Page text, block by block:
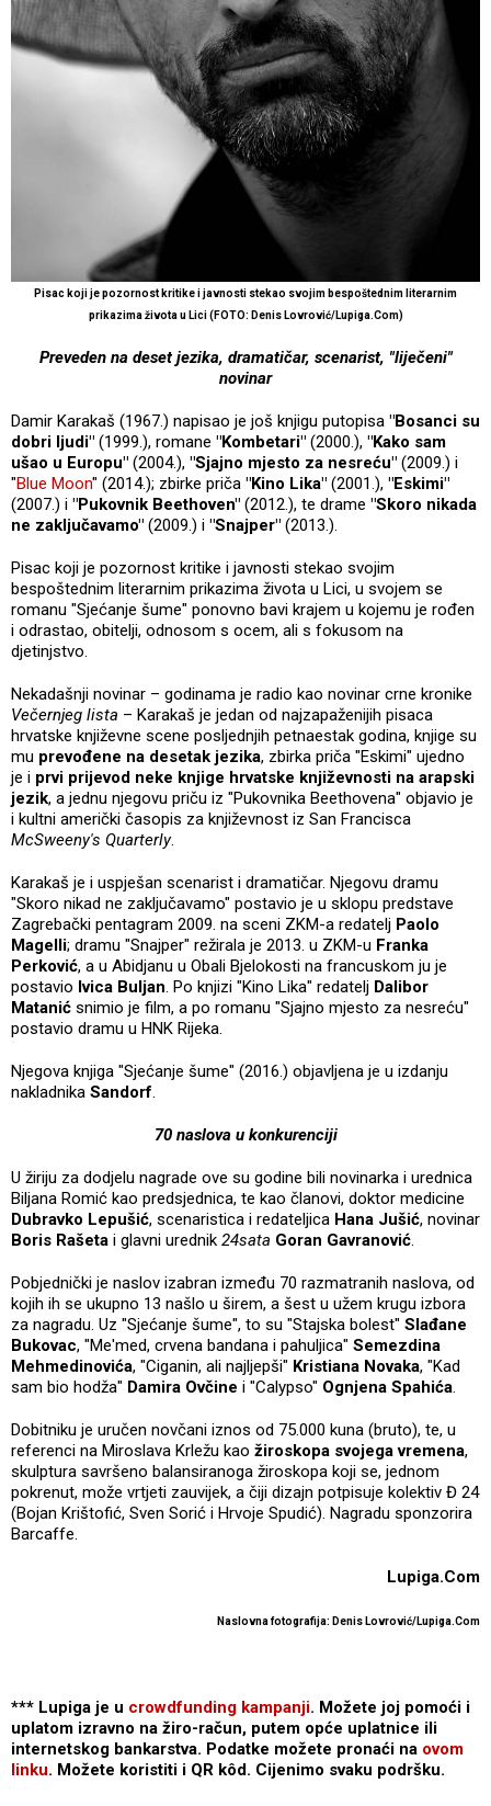
Pisac koji je pozornost kritike i javnosti stekao svojim bespoštednim literarnim
prikazima života u Lici(FOTO: Denis Lovrović/Lupiga.Com)
Preveden na deset jezika, dramatičar, scenarist, "liječeni"
novinar
Damir Karakaš (1967.) napisao je još knjigu putopisa "Bosanci su
dobri ljudi" (1999.), romane "Kombetari" (2000.), "Kako sam
ušao u Europu" (2004.), "Sjajno mjesto za nesreću" (2009.) i
"Blue Moon" (2014.); zbirke priča "Kino Lika" (2001.), "Eskimi"
(2007.) i "Pukovnik Beethoven" (2012.), te drame "Skoro nikada
ne zaključavamo" (2009.) i "Snajper" (2013.).
Pisac koji je pozornost kritike i javnosti stekao svojim
bespoštednim literarnim prikazima života u Lici, u svojem se
romanu "Sjećanje šume" ponovno bavi krajem u kojemu je rođen
i odrastao, obitelji, odnosom s ocem, ali s fokusom na
djetinjstvo.
Nekadašnji novinar – godinama je radio kao novinar crne kronike
Večernjeg lista – Karakaš je jedan od najzapaženijih pisaca
hrvatske književne scene posljednjih petnaestak godina, knjige su
mu prevođene na desetak jezika, zbirka priča "Eskimi" ujedno
je i prvi prijevod neke knjige hrvatske književnosti na arapski
jezik, a jednu njegovu priču iz "Pukovnika Beethovena" objavio je
i kultni američki časopis za književnost iz San Francisca
McSweeny's Quarterly.
Karakaš je i uspješan scenarist i dramatičar. Njegovu dramu
"Skoro nikad ne zaključavamo" postavio je u sklopu predstave
Zagrebački pentagram 2009. na sceni ZKM-a redatelj Paolo
Magelli; dramu "Snajper" režirala je 2013. u ZKM-u Franka
Perković, a u Abidjanu u Obali Bjelokosti na francuskom ju je
postavio Ivica Buljan. Po knjizi "Kino Lika" redatelj Dalibor
Matanić snimio je film, a po romanu "Sjajno mjesto za nesreću"
postavio dramu u HNK Rijeka.
Njegova knjiga "Sjećanje šume" (2016.) objavljena je u izdanju
nakladnika Sandorf.
70 naslova u konkurenciji
U žiriju za dodjelu nagrade ove su godine bili novinarka i urednica
Biljana Romić kao predsjednica, te kao članovi, doktor medicine
Dubravko Lepušić, scenaristica i redateljica Hana Jušić, novinar
Boris Rašeta i glavni urednik 24sata Goran Gavranović.
Pobjednički je naslov izabran između 70 razmatranih naslova, od
kojih ih se ukupno 13 našlo u širem, a šest u užem krugu izbora
za nagradu. Uz "Sjećanje šume", to su "Stajska bolest" Slađane
Bukovac, "Me'med, crvena bandana i pahuljica" Semezdina
Mehmedinovića, "Ciganin, ali najljepši" Kristiana Novaka, "Kad
sam bio hodža" Damira Ovčine i "Calypso" Ognjena Spahića.
Dobitniku je uručen novčani iznos od 75.000 kuna (bruto), te, u
referenci na Miroslava Krležu kao žiroskopa svojega vremena,
skulptura savršeno balansiranoga žiroskopa koji se, jednom
pokrenut, može vrtjeti zauvijek, a čiji dizajn potpisuje kolektiv Đ 24
(Bojan Krištofić, Sven Sorić i Hrvoje Spudić). Nagradu sponzorira
Barcaffe.
Lupiga.Com
Naslovna fotografija: Denis Lovrović/Lupiga.Com
*** Lupiga je u crowdfunding kampanji. Možete joj pomoći i
uplatom izravno na žiro-račun, putem opće uplatnice ili
internetskog bankarstva. Podatke možete pronaći na ovom
linku. Možete koristiti i QR kôd. Cijenimo svaku podršku.